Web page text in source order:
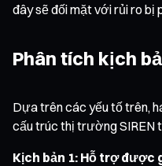
đây sẽ đối mặt với rủi ro bị
Phân tích kịch
Dựa trên các yếu tố trên,
cấu trúc thị trường SIREN
Kịch bản 1: Hỗ trợ được